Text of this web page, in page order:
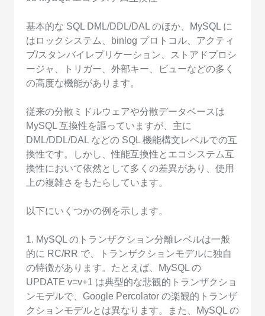
基本的な SQL DML/DDL/DAL のほか、MySQL に
はロックシステム、binlog プロトコル、アクティ
ブ/スタンバイレプリケーション、ストアドプロシ
ージャ、トリガー、外部キー、ビューなどの多く
の高度な機能があります。
従来の分散ミドルウェアや分散データベースは
MySQL 互換性を謳っていますが、主に
DML/DDL/DAL などの SQL 機能構文レベルでの互
換性です。しかし、性能互換性とエコシステム互
換性において依然として多くの差異があり、使用
上の複雑さをもたらしています。
以下にいくつかの例を示します。
1. MySQL のトランザクション分離レベルは一般
的に RC/RR で、トランザクションモデルに独自
の特徴があります。たとえば、MySQL の
UPDATE v=v+1 は典型的な悲観的トランザクショ
ンモデルで、Google Percolator の楽観的トランザ
クションモデルとは異なります。また、MySQL の